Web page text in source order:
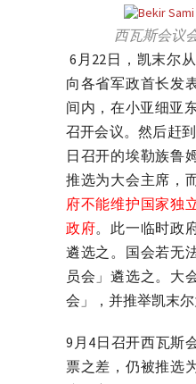
西瓦斯会议
6月22日，凯末尔
向各省军政首长发
间内，在小亚细亚
召开会议。然后赶
日召开的埃勒族鲁
推选为大会主席，
府不能维护国家独
政府。此一临时政
遴选之。国会若无
员会」遴选之。大
会」，并推举凯末尔
9月4日召开西瓦斯
票之差，仍被推选